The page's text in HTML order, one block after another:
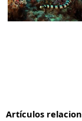
Artículos